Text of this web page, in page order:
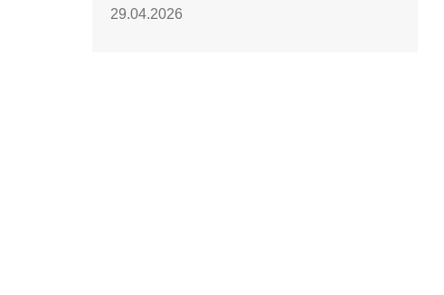
29.04.2026